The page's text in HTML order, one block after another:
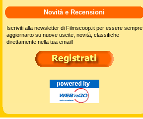
Novità e Recensioni
Iscriviti alla newsletter di Filmscoop.it per essere sempre
aggiornarto su nuove uscite, novità, classifiche
direttamente nella tua email!